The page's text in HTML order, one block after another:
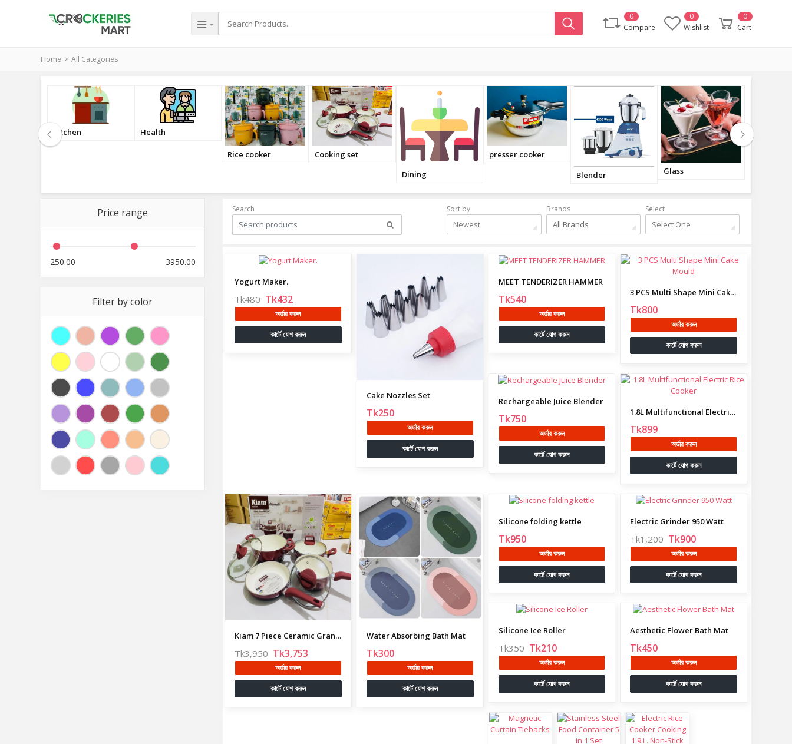
Compare
0
Wishlist
0
Cart
0
Home All Categories
presser cooker
Glass
Household Electronics LifeStyle Kitchen
Price range
250.00 3950.00
Filter by color
Search Sort by
Newest
Brands
All Brands
Select
Select One
Yogurt Maker.
Tk480 Tk432
অর্ডার করুন
কার্টে যোগ করুন
Cake Nozzles Set
Tk250
অর্ডার করুন
কার্টে যোগ করুন
MEET TENDERIZER HAMMER
Tk540
অর্ডার করুন
কার্টে যোগ করুন
3 PCS Multi Shape Mini Cake Mould
Tk800
অর্ডার করুন
কার্টে যোগ করুন
Rechargeable Juice Blender
Tk750
অর্ডার করুন
কার্টে যোগ করুন
1.8L Multifunctional Electric Rice Cooker
Tk899
অর্ডার করুন
কার্টে যোগ করুন
Kiam 7 Piece Ceramic Granite
Tk3,950 Tk3,753
অর্ডার করুন
কার্টে যোগ করুন
Water Absorbing Bath Mat
Tk300
অর্ডার করুন
কার্টে যোগ করুন
Silicone folding kettle
Tk950
অর্ডার করুন
কার্টে যোগ করুন
Electric Grinder 950 Watt
Tk1,200 Tk900
অর্ডার করুন
কার্টে যোগ করুন
Silicone Ice Roller
Tk350 Tk210
অর্ডার করুন
কার্টে যোগ করুন
Aesthetic Flower Bath Mat
Tk450
অর্ডার করুন
কার্টে যোগ করুন